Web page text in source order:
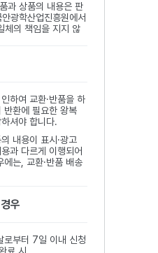
과 상품의 내용은 판
광학산업진흥원에서
체의 책임을 지지 않
하여 교환·반품을 하
반환에 필요한 왕복
셔야 합니다.
내용이 표시·광고
과 다르게 이행되어
에는, 교환·반품 배송
우
로부터 7일 이내 신청